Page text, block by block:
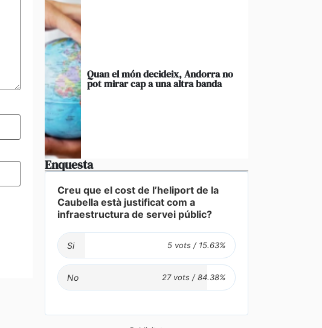
Quan el món decideix, Andorra no
pot mirar cap a una altra banda
Enquesta
Creu que el cost de l’heliport de la
Caubella està justificat com a
infraestructura de servei públic?
Si
No